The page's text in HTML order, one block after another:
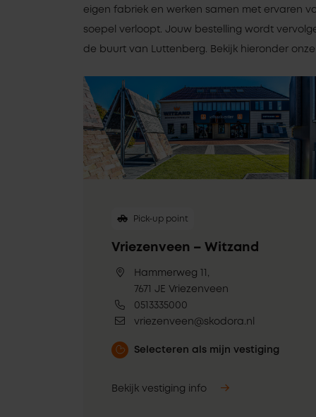
eigen fabriek en werken samen met ervaren
soepel verloopt. Jouw bestelling wordt
de buurt van Luttenberg. Bekijk hieronder
Pick-up point
Vriezenveen – Witzand
Hammerweg 11,
7671 JE Vriezenveen
0513335000
vriezenveen@skodora.nl
Selecteren als mijn vestiging
Bekijk vestiging info